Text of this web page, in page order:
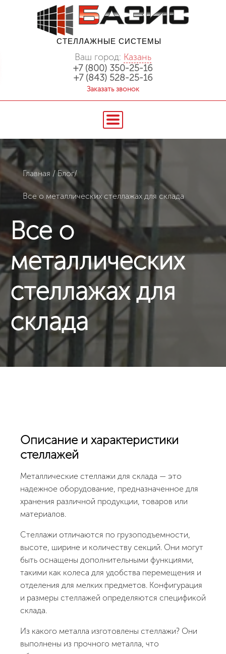
СТЕЛЛАЖНЫЕ СИСТЕМЫ
Ваш город: Казань
+7 (800) 350-25-16
+7 (843) 528-25-16
Заказать звонок
Главная / Блог/
Все о металлических стеллажах для склада
Все о
металлических
стеллажах для
склада
Описание и характеристики
стеллажей
Металлические стеллажи для склада — это
надежное оборудование, предназначенное для
хранения различной продукции, товаров или
материалов.
Стеллажи отличаются по грузоподъемности,
высоте, ширине и количеству секций. Они могут
быть оснащены дополнительными функциями,
такими как колеса для удобства перемещения и
отделения для мелких предметов. Конфигурация
и размеры стеллажей определяются спецификой
склада.
Из какого металла изготовлены стеллажи? Они
выполнены из прочного металла, что